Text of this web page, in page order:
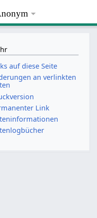
auf diese Seite
an verlinkten
Link